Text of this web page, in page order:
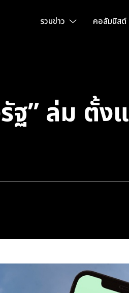
รวมข่าว คอลัมนิสต์
ฐ” ล่ม ตั้